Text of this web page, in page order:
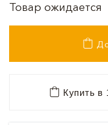
Товар ожидается
Купить в